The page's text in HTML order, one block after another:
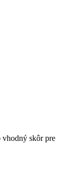
skôr pre